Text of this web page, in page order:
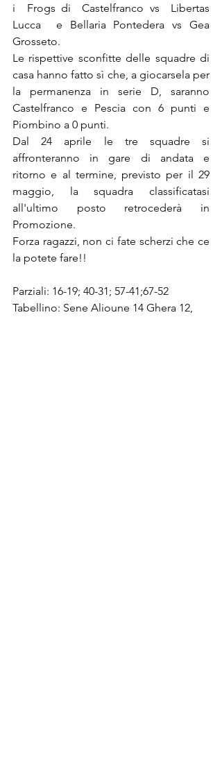
i  Frogs di  Castelfranco vs  Libertas
Lucca  e Bellaria Pontedera vs Gea
Grosseto.
Le rispettive sconfitte delle squadre di
casa hanno fatto sì che, a giocarsela per
la permanenza in serie D, saranno
Castelfranco e Pescia con 6 punti e
Piombino a 0 punti.
Dal 24 aprile le tre squadre si
affronteranno in gare di andata e
ritorno e al termine, previsto per il 29
maggio, la squadra classificatasi
all'ultimo posto retrocederà in
Promozione.
Forza ragazzi, non ci fate scherzi che ce
la potete fare!!
Parziali: 16-19; 40-31; 57-41;67-52
Tabellino: Sene Alioune 14 Ghera 12,